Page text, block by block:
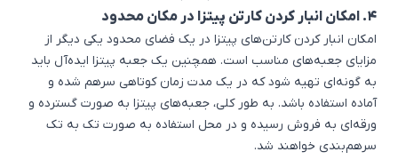
4. امکان انبار کردن کارتن پیتزا در مکان محدود
امکان انبار کردن کارتن‌های پیتزا در یک فضای محدود یکی دیگر از
مزایای جعبه‌های مناسب است. همچنین یک جعبه پیتزا ایده‌آل باید
به گونه‌ای تهیه شود که در یک مدت زمان کوتاهی سرهم شده و
آماده استفاده باشد. به طور کلی، جعبه‌های پیتزا به صورت گسترده و
ورقه‌ای به فروش رسیده و در محل استفاده به صورت تک به تک
سرهم‌بندی خواهند شد.